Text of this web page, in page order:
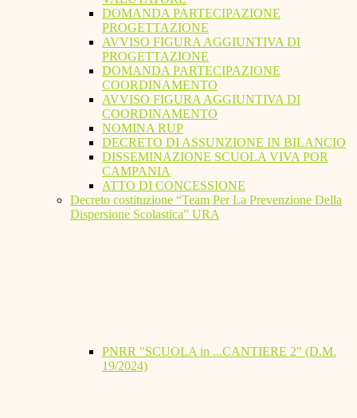
DOMANDA PARTECIPAZIONE
PROGETTAZIONE
AVVISO FIGURA AGGIUNTIVA DI
PROGETTAZIONE
DOMANDA PARTECIPAZIONE
COORDINAMENTO
AVVISO FIGURA AGGIUNTIVA DI
COORDINAMENTO
NOMINA RUP
DECRETO DI ASSUNZIONE IN BILANCIO
DISSEMINAZIONE SCUOLA VIVA POR
CAMPANIA
ATTO DI CONCESSIONE
Decreto costituzione “Team Per La Prevenzione Della
Dispersione Scolastica” URA
PNRR "SCUOLA in ...CANTIERE 2" (D.M.
19/2024)